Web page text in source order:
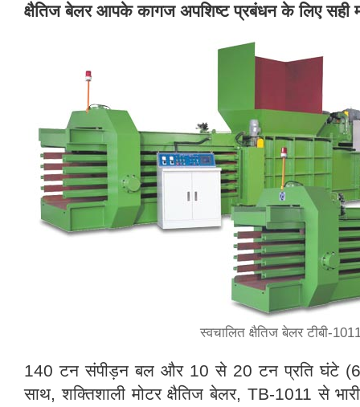
क्षैतिज बेलर आपके कागज अपशिष्ट प्रबंधन के लिए सही
स्वचालित क्षैतिज बेलर टीबी-
140 टन संपीड़न बल और 10 से 20 टन प्रति घंटे
साथ, शक्तिशाली मोटर क्षैतिज बेलर, TB-1011 से